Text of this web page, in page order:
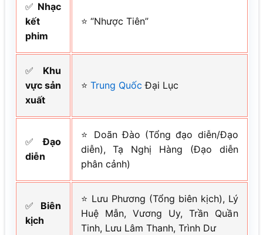
✅ Nhạc
kết
phim
⭐ “Nhược Tiên”
✅ Khu
vực sản
xuất
⭐ Trung Quốc Đại Lục
✅Đạo
diễn
⭐ Doãn Đào (Tổng đạo diễn/Đạo
diễn), Tạ Nghị Hàng (Đạo diễn
phân cảnh)
✅ Biên
kịch
⭐ Lưu Phương (Tổng biên kịch), Lý
Huệ Mẫn, Vương Uy, Trần Quần
Tinh, Lưu Lâm Thanh, Trình Dư